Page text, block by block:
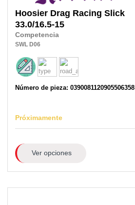
Hoosier Drag Racing Slick
33.0/16.5-15
Competencia
SWL D06
Número de pieza: 0390081120905506358
Próximamente
Ver opciones